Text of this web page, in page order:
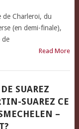
de Charleroi, du
(en demi-finale),
de
Read More
SUAREZ
SUAREZ CE
–